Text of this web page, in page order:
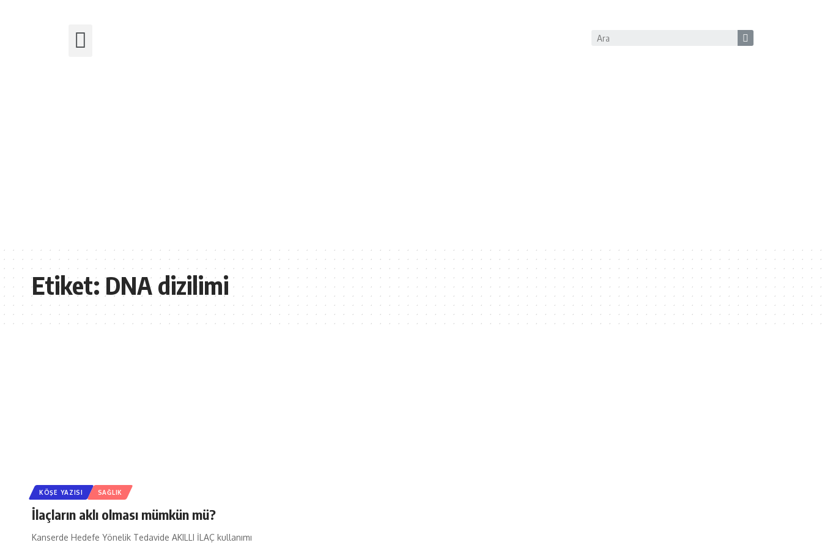
Etiket:DNA dizilimi
KÖŞE YAZISI SAĞLIK
İlaçların aklı olması mümkün mü?
Kanserde Hedefe Yönelik Tedavide AKILLI İLAÇ kullanımı